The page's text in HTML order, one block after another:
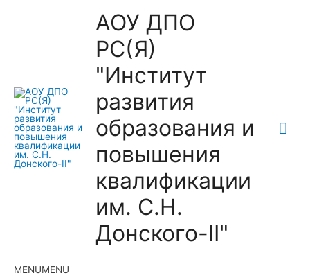
АОУ ДПО
РС(Я)
"Институт
развития
образования и
повышения
квалификации
им. С.Н.
Донского-II"
MENUMENU